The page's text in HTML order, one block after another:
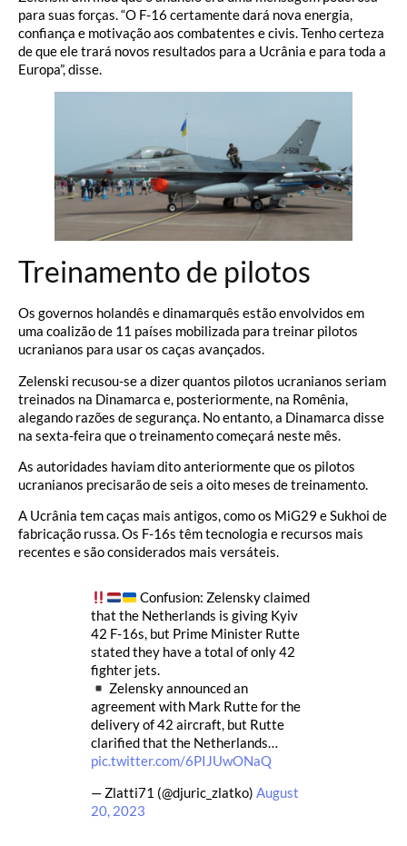
para suas forças. “O F-16 certamente dará nova energia,
confiança e motivação aos combatentes e civis. Tenho certeza
de que ele trará novos resultados para a Ucrânia e para toda a
Europa”, disse.
Treinamento de pilotos
Os governos holandês e dinamarquês estão envolvidos em
uma coalizão de 11 países mobilizada para treinar pilotos
ucranianos para usar os caças avançados.
Zelenski recusou-se a dizer quantos pilotos ucranianos seriam
treinados na Dinamarca e, posteriormente, na Romênia,
alegando razões de segurança. No entanto, a Dinamarca disse
na sexta-feira que o treinamento começará neste mês.
As autoridades haviam dito anteriormente que os pilotos
ucranianos precisarão de seis a oito meses de treinamento.
A Ucrânia tem caças mais antigos, como os MiG29 e Sukhoi de
fabricação russa. Os F-16s têm tecnologia e recursos mais
recentes e são considerados mais versáteis.
Confusion: Zelensky claimed
that the Netherlands is giving Kyiv
42 F-16s, but Prime Minister Rutte
stated they have a total of only 42
fighter jets.
Zelensky announced an
agreement with Mark Rutte for the
delivery of 42 aircraft, but Rutte
clarified that the Netherlands…
pic.twitter.com/6PIJUwONaQ
— Zlatti71 (@djuric_zlatko) August
20, 2023